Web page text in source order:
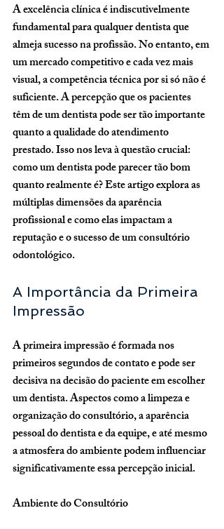
A excelência clínica é indiscutivelmente
fundamental para qualquer dentista que
almeja sucesso na profissão. No entanto, em
um mercado competitivo e cada vez mais
visual, a competência técnica por si só não é
suficiente. A percepção que os pacientes
têm de um dentista pode ser tão importante
quanto a qualidade do atendimento
prestado. Isso nos leva à questão crucial:
como um dentista pode parecer tão bom
quanto realmente é? Este artigo explora as
múltiplas dimensões da aparência
profissional e como elas impactam a
reputação e o sucesso de um consultório
odontológico.
A Importância da Primeira
Impressão
A primeira impressão é formada nos
primeiros segundos de contato e pode ser
decisiva na decisão do paciente em escolher
um dentista. Aspectos como a limpeza e
organização do consultório, a aparência
pessoal do dentista e da equipe, e até mesmo
a atmosfera do ambiente podem influenciar
significativamente essa percepção inicial.
Ambiente do Consultório